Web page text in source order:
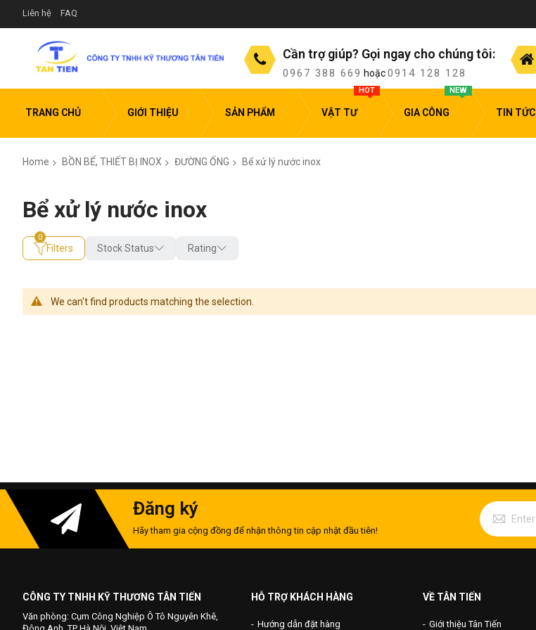
Liên hệ FAQ
Cần trợ giúp? Gọi ngay cho chúng tôi:
0967 388 669 hoặc0914 128 128
TRANG CHỦ GIỚI THIỆU SẢN PHẨM VẬT TƯ
HOT
GIA CÔNG
NEW
TIN TỨC
Home BỒN BỂ, THIẾT BỊ INOX ĐƯỜNG ỐNG Bể xử lý nước inox
Bể xử lý nước inox
Filters Stock Status Rating
We can't find products matching the selection.
Đăng ký
Hãy tham gia cộng đồng để nhận thông tin cập nhật đầu tiên!
CÔNG TY TNHH KỸ THƯƠNG TÂN TIẾN
Văn phòng: Cụm Công Nghiệp Ô Tô Nguyên Khê,
HỖ TRỢ KHÁCH HÀNG
Hướng dẫn đặt hàng
VỀ TÂN TIẾN
Giới thiệu Tân Tiến